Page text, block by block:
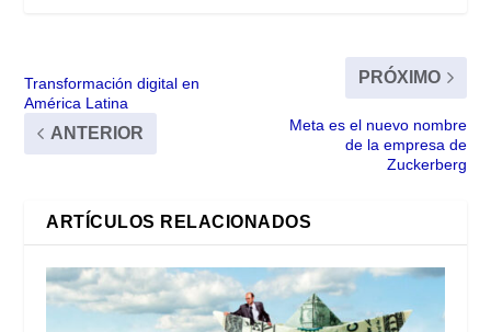
Transformación digital en
América Latina
ANTERIOR
PRÓXIMO
Meta es el nuevo nombre
de la empresa de
Zuckerberg
ARTÍCULOS RELACIONADOS